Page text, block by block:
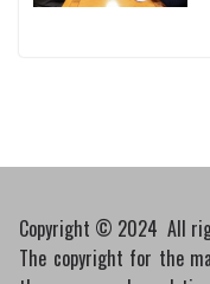
Copyright © 2024 All
The copyright for the